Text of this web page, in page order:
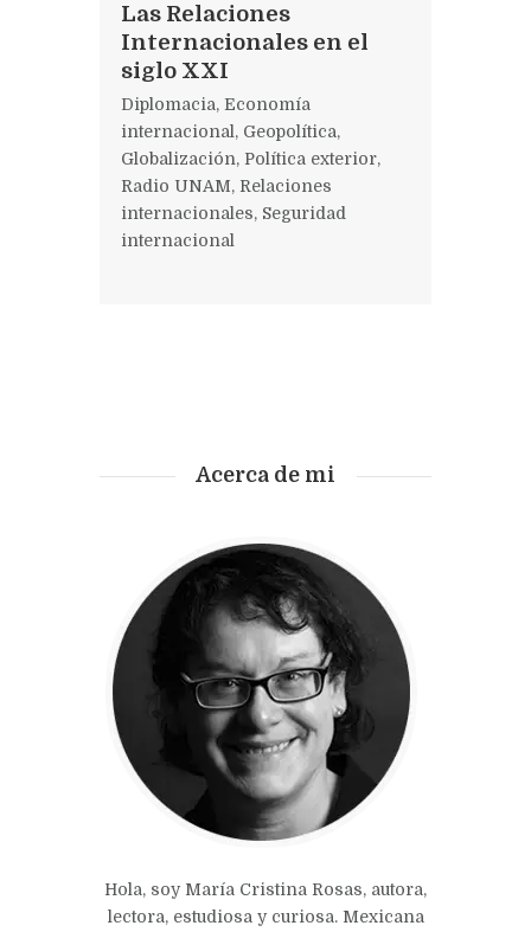
Las Relaciones
Internacionales en el
siglo XXI
Diplomacia, Economía
internacional , Geopolítica,
Globalización, Política exterior,
Radio UNAM, Relaciones
internacionales, Seguridad
internacional
Acerca de mi
Hola, soy María Cristina Rosas, autora,
lectora, estudiosa y curiosa. Mexicana